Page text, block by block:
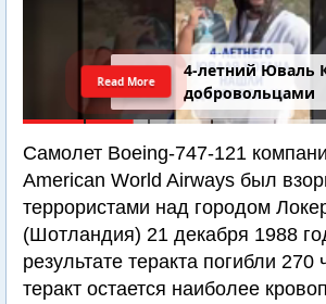
4-летний Юваль
добровольцами
Read More
Самолет Boeing-747-121
American World Airways был
террористами над городом
(Шотландия) 21 декабря 1988
результате теракта погибли 270
теракт остается наиболее